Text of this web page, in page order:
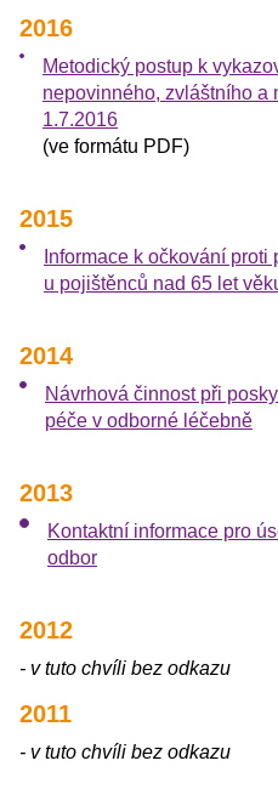
2016
Metodický postup k
nepovinného, zvláštního a
1.7.2016
(ve formátu PDF)
2015
Informace k očkování
u pojištěnců nad 65 let
2014
Návrhová činnost při
péče v odborné léčebně
2013
Kontaktní informace pro
odbor
2012
- v tuto chvíli bez odkazu
2011
- v tuto chvíli bez odkazu